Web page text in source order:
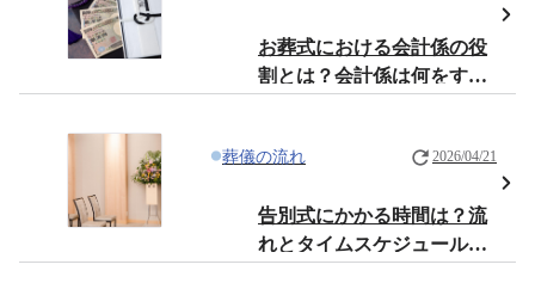
お葬式における会計係の役
割とは？会計係は何をすれ
葬儀の流れ 2026/04/21
告別式にかかる時間は？流
れとタイムスケジュールを